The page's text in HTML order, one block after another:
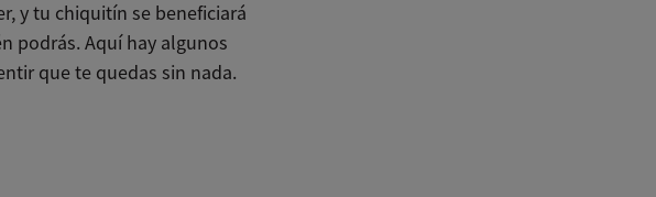
y tu chiquitín se beneficiará
podrás. Aquí hay algunos
que te quedas sin nada.